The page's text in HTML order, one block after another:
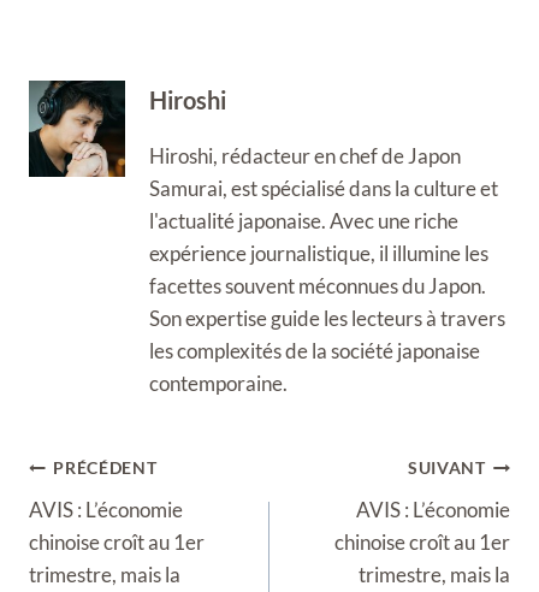
Hiroshi
Hiroshi, rédacteur en chef de Japon
Samurai, est spécialisé dans la culture et
l'actualité japonaise. Avec une riche
expérience journalistique, il illumine les
facettes souvent méconnues du Japon.
Son expertise guide les lecteurs à travers
les complexités de la société japonaise
contemporaine.
Navigation
de
l’article
PRÉCÉDENT
AVIS : L’économie
chinoise croît au 1er
trimestre, mais la
SUIVANT
AVIS : L’économie
chinoise croît au 1er
trimestre, mais la